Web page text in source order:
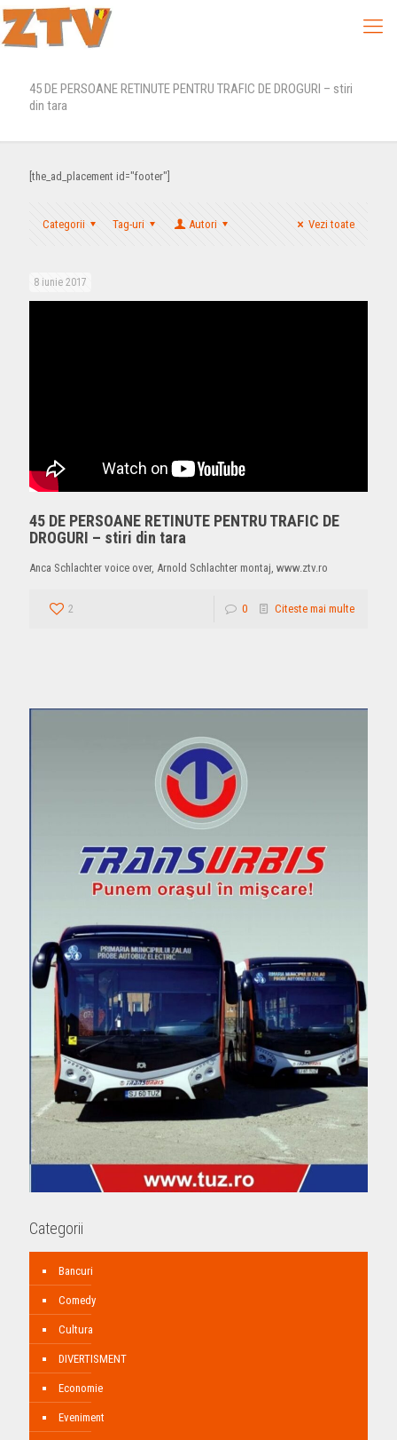
45 DE PERSOANE RETINUTE PENTRU TRAFIC DE DROGURI – stiri
din tara
[the_ad_placement id="footer"]
Categorii Tag-uri Autori Vezi toate
8 iunie 2017
45 DE PERSOANE RETINUTE PENTRU TRAFIC DE
DROGURI – stiri din tara
Anca Schlachter voice over, Arnold Schlachter montaj, www.ztv.ro
2 0 Citeste mai multe
Categorii
Bancuri
Comedy
Cultura
DIVERTISMENT
Economie
Eveniment